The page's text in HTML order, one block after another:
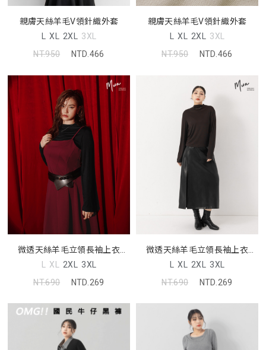
親膚天絲羊毛V領針織外套
L XL 2XL 3XL
NT.950
NTD.466
親膚天絲羊毛V領針織外套
L XL 2XL 3XL
NT.950
NTD.466
微透天絲羊毛立領長袖上衣
MUA
L XL 2XL 3XL
NT.690
NTD.269
微透天絲羊毛立領長袖上衣
MUA
L XL 2XL 3XL
NT.690
NTD.269